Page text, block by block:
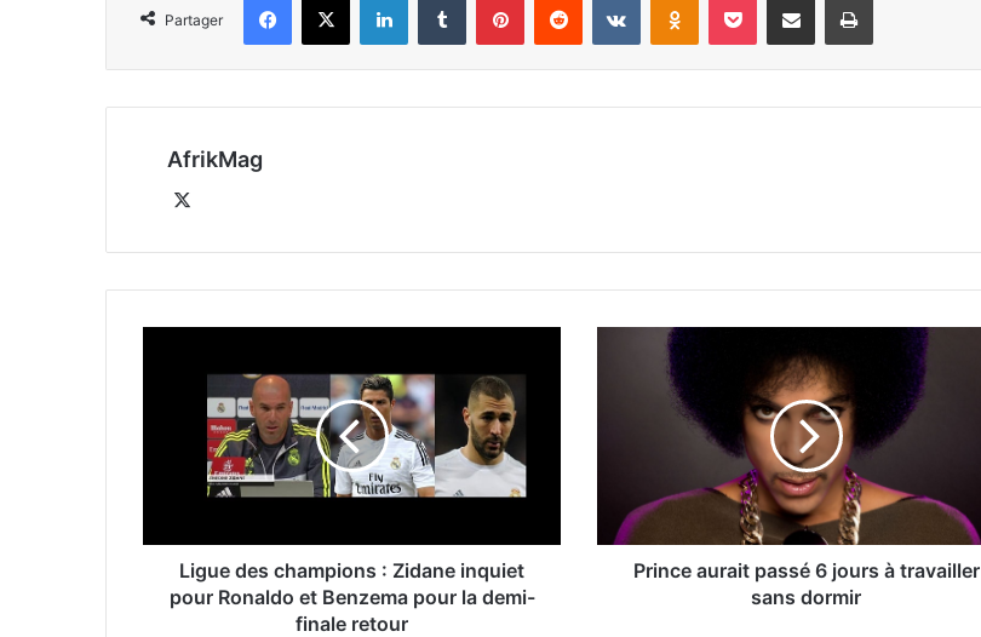
Partager
AfrikMag
Ligue des champions : Zidane inquiet
pour Ronaldo et Benzema pour la demi-
finale retour
Prince aurait passé 6 jours à travailler
sans dormir